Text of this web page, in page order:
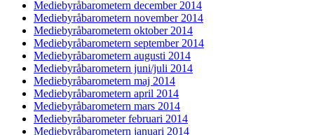
Mediebyråbarometern december 2014
Mediebyråbarometern november 2014
Mediebyråbarometern oktober 2014
Mediebyråbarometern september 2014
Mediebyråbarometern augusti 2014
Mediebyråbarometern juni/juli 2014
Mediebyråbarometern maj 2014
Mediebyråbarometern april 2014
Mediebyråbarometern mars 2014
Mediebyråbarometer februari 2014
Mediebyråbarometern januari 2014